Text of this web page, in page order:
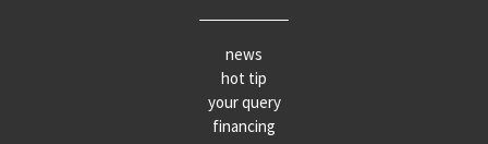
news
hot tip
your query
financing